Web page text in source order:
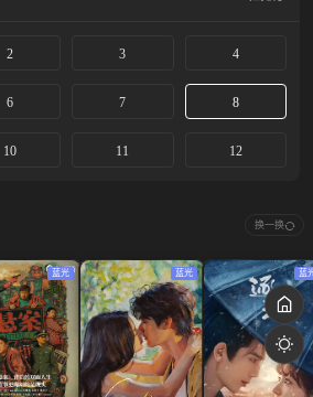
2 3 4
6 7 8
10 11 12
换一换
蓝光 蓝光 蓝